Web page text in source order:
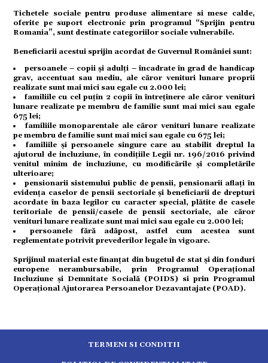
Tichetele sociale pentru produse alimentare si mese calde,
oferite pe suport electronic prin programul “Sprijin pentru
Romania”, sunt destinate categoriilor sociale vulnerabile.
Beneficiarii acestui sprijin acordat de Guvernul României sunt:
persoanele – copii şi adulți – încadrate în grad de handicap
grav, accentuat sau mediu, ale căror venituri lunare proprii
realizate sunt mai mici sau egale cu 2.000 lei;
familiile cu cel puțin 2 copii în întreținere ale căror venituri
lunare realizate pe membru de familie sunt mai mici sau egale
675 lei;
familiile monoparentale ale căror venituri lunare realizate
pe membru de familie sunt mai mici sau egale cu 675 lei;
familiile şi persoanele singure care au stabilit dreptul la
ajutorul de incluziune, în condițiile Legii nr. 196/2016 privind
venitul minim de incluziune, cu modificările şi completările
ulterioare;
pensionarii sistemului public de pensii, pensionarii aflați în
evidența caselor de pensii sectoriale şi beneficiarii de drepturi
acordate în baza legilor cu caracter special, plătite de casele
teritoriale de pensii/casele de pensii sectoriale, ale căror
venituri lunare realizate sunt mai mici sau egale cu 2.000 lei;
persoanele fără adăpost, astfel cum acestea sunt
reglementate potrivit prevederilor legale în vigoare.
Sprijinul material este finanțat din bugetul de stat și din fonduri
europene nerambursabile, prin Programul Operațional
Incluziune și Demnitate Socială (POIDS) si prin Programul
Operațional Ajutorarea Persoanelor Dezavantajate (POAD).
TERMENI SI CONDITII